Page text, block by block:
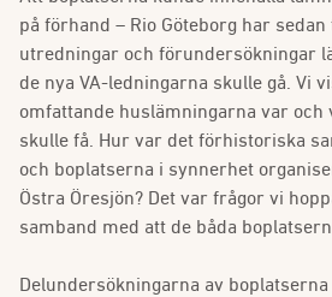
på förhand – Rio Göteborg har
utredningar och förundersökningar
de nya VA-ledningarna skulle gå. Vi
omfattande huslämningarna var och
skulle få. Hur var det förhistoriska
och boplatserna i synnerhet
Östra Öresjön? Det var frågor vi
samband med att de båda
Delundersökningarna av